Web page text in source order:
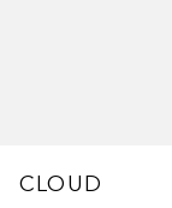
CLOUD